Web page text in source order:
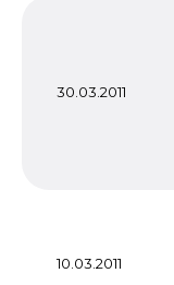
30.03.2011
10.03.2011